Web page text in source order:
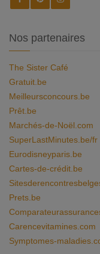
Nos partenaires
The Sister Café
Gratuit.be
Meilleursconcours.be
Prêt.be
Marchés-de-Noël.com
SuperLastMinutes.be/fr
Eurodisneyparis.be
Cartes-de-crédit.be
Prets.be
Carencevitamines.com
Symptomes-